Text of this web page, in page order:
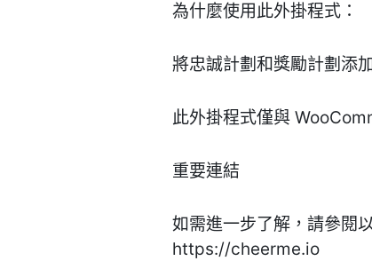
為什麼使用此外掛程式：
將忠誠計劃和獎勵計劃添
此外掛程式僅與
重要連結
如需進一步了解，請參閱
https://cheerme.io